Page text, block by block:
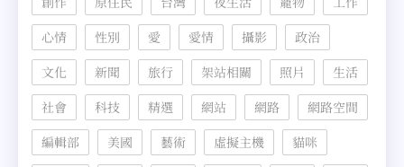
心情
性別 愛 愛情 攝影
政治
文化
新聞 旅行 架站相關 照片
生活
社會
科技 精選 網站 網路
網路空間
編輯部
美國 藝術 虛擬主機
貓咪